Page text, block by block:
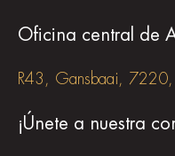
Oficina central de
R43, Gansbaai, 7220,
¡Únete a nuestra